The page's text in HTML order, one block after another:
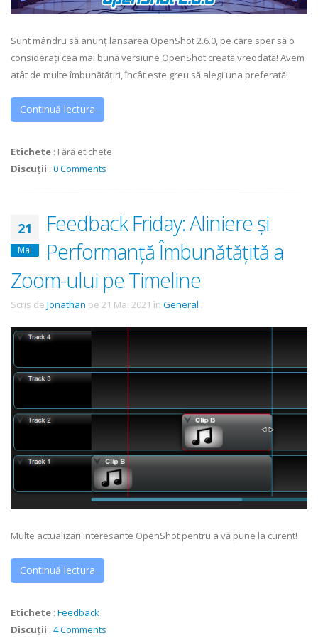
Sunt mândru să anunț lansarea OpenShot 2.6.0, pe care sper să o
considerați cea mai bună versiune OpenShot creată vreodată! Avem
atât de multe îmbunătățiri, încât este greu să alegi una preferată!
Continuă lectura
Etichete : Fără etichete
Discuții : 0 Comments
21
Mai
Feedback Friday: Aliniere și
Performanță Îmbunătățită a
Zoom-ului pe Timeline
Scris de Jonathan pe 21 Mai 2021 în General .
Multe actualizări interesante OpenShot pentru a vă pune la curent!
Continuă lectura
Etichete : Feedback
Discuții : 4 Comments